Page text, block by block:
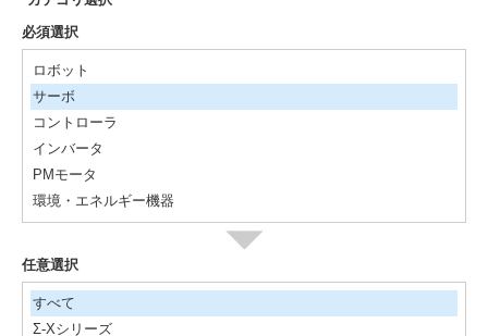
必須選択
ロボット
サーボ
コントローラ
インバータ
PMモータ
環境・エネルギー機器
任意選択
すべて
Σ-Xシリーズ